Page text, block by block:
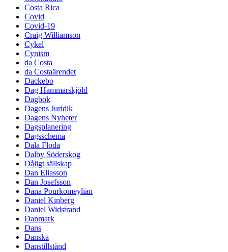
Costa Rica
Covid
Covid-19
Craig Williamson
Cykel
Cynism
da Costa
da Costaärendet
Dackebo
Dag Hammarskjöld
Dagbok
Dagens Juridik
Dagens Nyheter
Dagsplanering
Dagsschema
Dala Floda
Dalby Söderskog
Dåligt sällskap
Dan Eliasson
Dan Josefsson
Dana Pourkomeylian
Daniel Kinberg
Daniel Widstrand
Danmark
Dans
Danska
Danstillstånd